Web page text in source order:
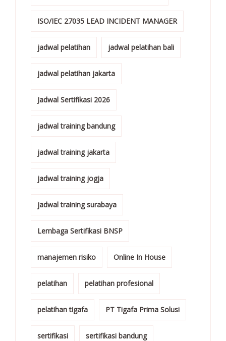
ISO/IEC 27035 LEAD INCIDENT MANAGER
jadwal pelatihan jadwal pelatihan bali
jadwal pelatihan jakarta
Jadwal Sertifikasi 2026
jadwal training bandung
jadwal training jakarta
jadwal training jogja
jadwal training surabaya
Lembaga Sertifikasi BNSP
manajemen risiko Online In House
pelatihan pelatihan profesional
pelatihan tigafa PT Tigafa Prima Solusi
sertifikasi sertifikasi bandung